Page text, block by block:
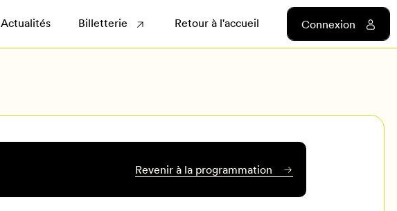
Actualités Billetterie Retour à l'accueil Connexion
Revenir à la programmation